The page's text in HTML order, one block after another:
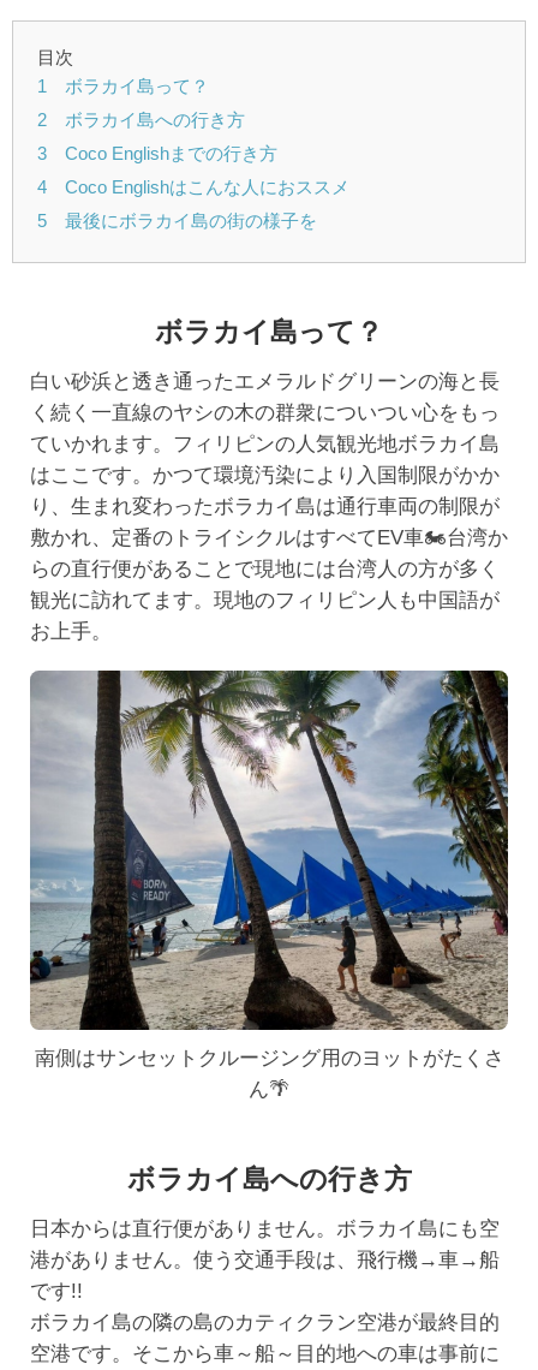
目次
1 ボラカイ島って？
2 ボラカイ島への行き方
3 Coco Englishまでの行き方
4 Coco Englishはこんな人におススメ
5 最後にボラカイ島の街の様子を
ボラカイ島って？
白い砂浜と透き通ったエメラルドグリーンの海と長
く続く一直線のヤシの木の群衆についつい心をもっ
ていかれます。フィリピンの人気観光地ボラカイ島
はここです。かつて環境汚染により入国制限がかか
り、生まれ変わったボラカイ島は通行車両の制限が
敷かれ、定番のトライシクルはすべてEV車🏍台湾か
らの直行便があることで現地には台湾人の方が多く
観光に訪れてます。現地のフィリピン人も中国語が
お上手。
南側はサンセットクルージング用のヨットがたくさ
ん🌴
ボラカイ島への行き方
日本からは直行便がありません。ボラカイ島にも空
港がありません。使う交通手段は、飛行機→車→船
です!!
ボラカイ島の隣の島のカティクラン空港が最終目的
空港です。そこから車～船～目的地への車は事前に